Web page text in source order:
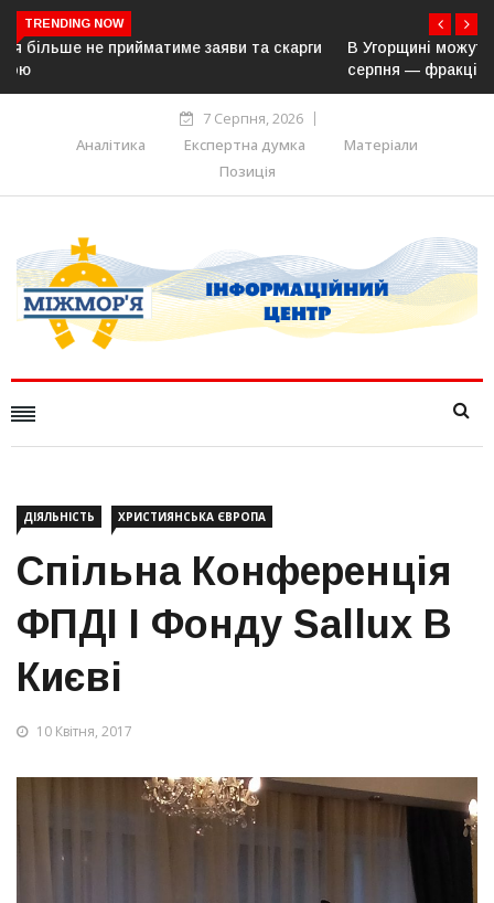
TRENDING NOW
В Угорщині можуть обрати нового президента вже 11
серпня — фракція «Тиси»
7 Серпня, 2026
Аналітика
Експертна думка
Матеріали
Позиція
ДІЯЛЬНІСТЬ ХРИСТИЯНСЬКА ЄВРОПА
Спільна Конференція
ФПДІ І Фонду Sallux В
Києві
10 Квітня, 2017